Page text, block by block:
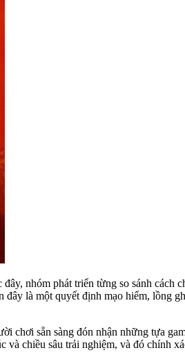
nhóm phát triển từng so sánh cách
là một quyết định mạo hiểm, lồng
chơi sẵn sàng đón nhận những tựa
chiều sâu trải nghiệm, và đó chính